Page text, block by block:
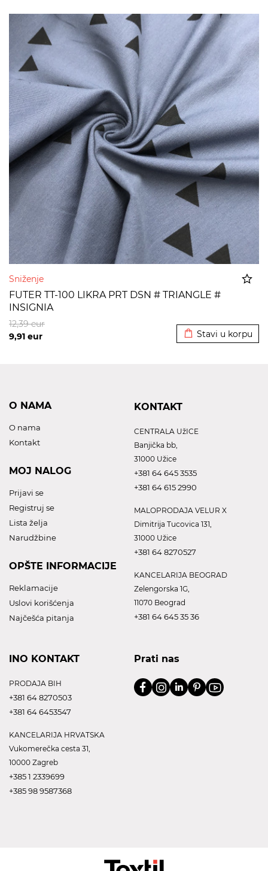
Sniženje
FUTER TT-100 LIKRA PRT DSN # TRIANGLE #
INSIGNIA
9,91 eur
12,39eur
Stavi u korpu
O NAMA
O nama
Kontakt
MOJ NALOG
Prijavi se
Registruj se
Lista želja
Narudžbine
OPŠTE INFORMACIJE
Reklamacije
Uslovi korišćenja
Najčešća pitanja
KONTAKT
CENTRALA UžICE
Banjička bb,
31000 Užice
+381 64 645 3535
+381 64 615 2990
MALOPRODAJA VELUR X
Dimitrija Tucovica 131,
31000 Užice
+381 64 8270527
KANCELARIJA BEOGRAD
Zelengorska 1G,
11070 Beograd
+381 64 645 35 36
INO KONTAKT
PRODAJA BIH
+381 64 8270503
+381 64 6453547
KANCELARIJA HRVATSKA
Vukomerečka cesta 31,
10000 Zagreb
+385 1 2339699
+385 98 9587368
Prati nas